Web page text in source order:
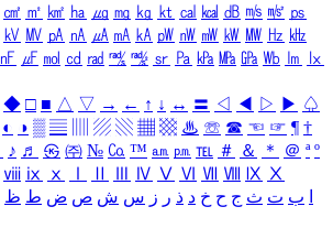
㎠ ㎡ ㎢ ㏊ ㎍ ㎎ ㎏ ㏏ ㎈ ㎉ ㏈ ㎧ ㎨ ㎰
㎸ ㎹ ㎀ ㎁ ㎂ ㎃ ㎄ ㎺ ㎻ ㎽ ㎾ ㎿ ㎐ ㎑
㎋ ㎌ ㏖ ㏅ ㎭ ㎮ ㎯ ㏛ ㎩ ㎪ ㎫ ㎬ ㏝ ㏐
㏓
◆ □ ■ △ ▽ → ← ↑ ↓ ↔ 〓 ◁ ◀ ▷ ▶ ♤
◐ ◑ ▒ ▤ ▨ ▧ ▦ ▩ ♨ ☏ ☎ ☜ ☞ ¶ †
♪ ♬ ㉿ ㈜ № ㏇ ™ ㏂ ㏘ ℡ ＃ ＆ ＊ ＠ ª º
ⅷ ⅸ ⅹ Ⅳ Ⅴ Ⅵ Ⅶ Ⅷ Ⅸ Ⅹ
ب ت ث ج ح خ د ذ ر ز س ش ص ض ط ظ